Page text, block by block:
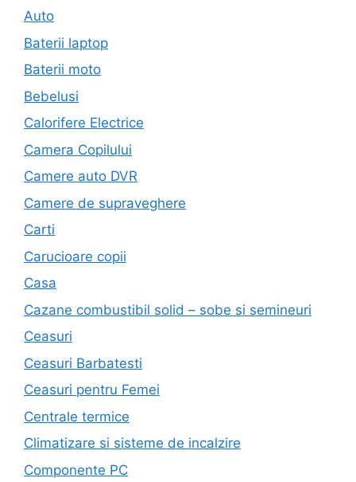
Auto
Baterii laptop
Baterii moto
Bebelusi
Calorifere Electrice
Camera Copilului
Camere auto DVR
Camere de supraveghere
Carti
Carucioare copii
Casa
Cazane combustibil solid – sobe si semineuri
Ceasuri
Ceasuri Barbatesti
Ceasuri pentru Femei
Centrale termice
Climatizare si sisteme de incalzire
Componente PC